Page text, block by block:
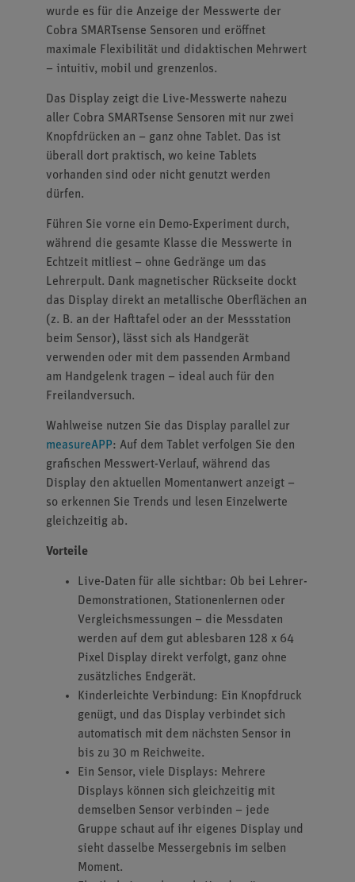
wurde es für die Anzeige der Messwerte der
Cobra SMARTsense Sensoren und eröffnet
maximale Flexibilität und didaktischen Mehrwert
– intuitiv, mobil und grenzenlos.
Das Display zeigt die Live-Messwerte nahezu
aller Cobra SMARTsense Sensoren mit nur zwei
Knopfdrücken an – ganz ohne Tablet. Das ist
überall dort praktisch, wo keine Tablets
vorhanden sind oder nicht genutzt werden
dürfen.
Führen Sie vorne ein Demo-Experiment durch,
während die gesamte Klasse die Messwerte in
Echtzeit mitliest – ohne Gedränge um das
Lehrerpult. Dank magnetischer Rückseite dockt
das Display direkt an metallische Oberflächen an
(z. B. an der Hafttafel oder an der Messstation
beim Sensor), lässt sich als Handgerät
verwenden oder mit dem passenden Armband
am Handgelenk tragen – ideal auch für den
Freilandversuch.
Wahlweise nutzen Sie das Display parallel zur
measureAPP: Auf dem Tablet verfolgen Sie den
grafischen Messwert-Verlauf, während das
Display den aktuellen Momentanwert anzeigt –
so erkennen Sie Trends und lesen Einzelwerte
gleichzeitig ab.
Vorteile
Live-Daten für alle sichtbar: Ob bei Lehrer-
Demonstrationen, Stationenlernen oder
Vergleichsmessungen – die Messdaten
werden auf dem gut ablesbaren 128 x 64
Pixel Display direkt verfolgt, ganz ohne
zusätzliches Endgerät.
Kinderleichte Verbindung: Ein Knopfdruck
genügt, und das Display verbindet sich
automatisch mit dem nächsten Sensor in
bis zu 30 m Reichweite.
Ein Sensor, viele Displays: Mehrere
Displays können sich gleichzeitig mit
demselben Sensor verbinden – jede
Gruppe schaut auf ihr eigenes Display und
sieht dasselbe Messergebnis im selben
Moment.